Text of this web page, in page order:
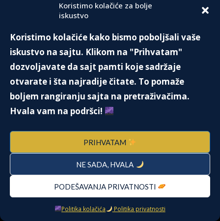
Koristimo kolačiće za bolje
iskustvo
Koristimo kolačiće kako bismo poboljšali vaše
iskustvo na sajtu. Klikom na "Prihvatam"
dozvoljavate da sajt pamti koje sadržaje
otvarate i šta najradije čitate. To pomaže
boljem rangiranju sajta na pretraživačima.
Hvala vam na podršci!
PRIHVATAM
NE SADA, HVALA
PODEŠAVANJA PRIVATNOSTI
Politika kolačića Politika privatnosti